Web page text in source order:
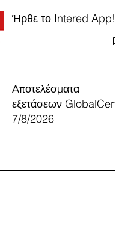
Ήρθε το Intered App!
Αποτελέσματα
εξετάσεων GlobalCert
7/8/2026